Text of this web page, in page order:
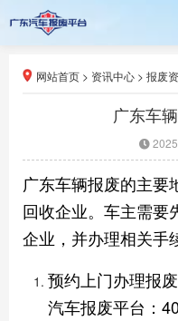
网站首页 > 资讯中心 > 报废
广东车
广东车辆报废的主要
回收企业‌。车主需要
企业，并办理相关手
预约上门办理报
汽车报废平台：